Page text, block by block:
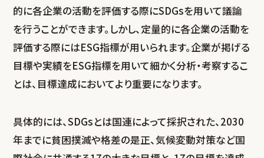
的に各企業の活動を評価する際にSDGsを用いて議論
を行うことができます。しかし、定量的に各企業の活動を
評価する際にはESG指標が用いられます。企業が掲げる
目標や実績をESG指標を用いて細かく分析・考察するこ
とは、目標達成においてより重要になります。
具体的には、SDGsとは国連によって採択された、2030
年までに貧困撲滅や格差の是正、気候変動対策など国